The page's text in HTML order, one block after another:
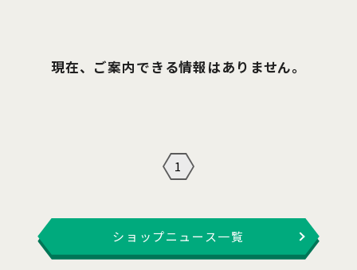
現在、ご案内できる情報はありません。
1
ショップニュース一覧